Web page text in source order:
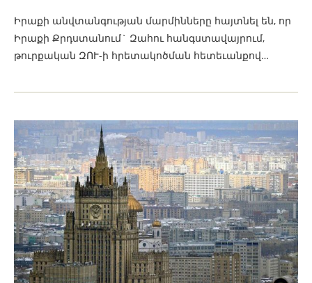
Իրաքի անվտանգության մարմինները հայտնել են, որ
Իրաքի Քրդստանում` Զահու հանգստավայրում,
թուրքական ԶՈՒ-ի հրետակոծման հետեւանքով…